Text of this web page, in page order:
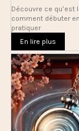
Découvre ce
comment débuter
pratiquer
En lire plus